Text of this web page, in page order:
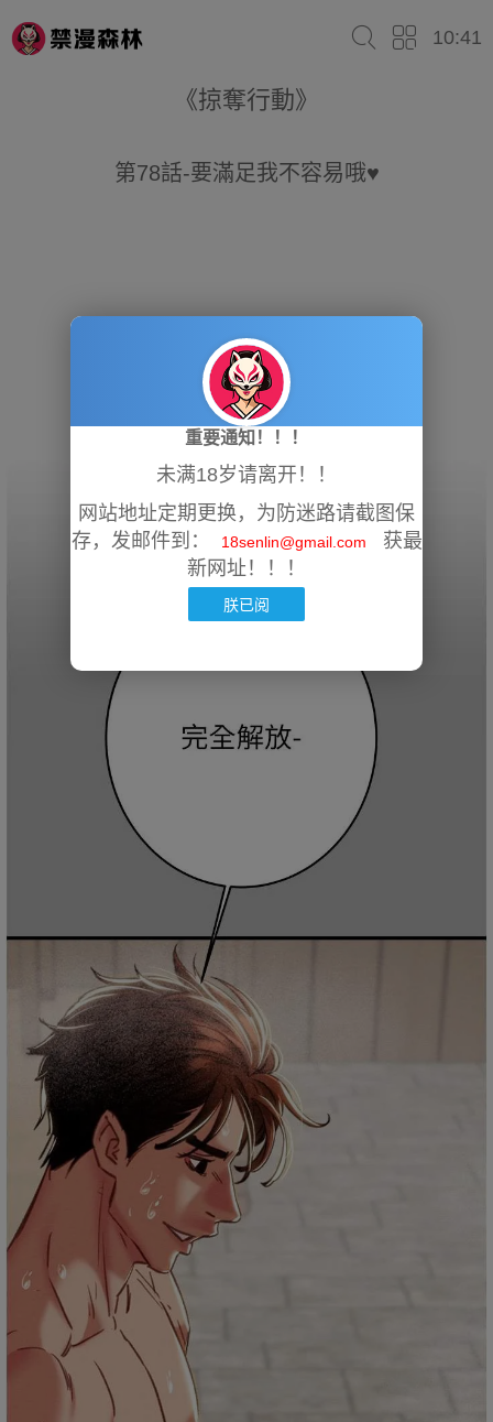
10:41
《掠奪行動》
第78話-要滿足我不容易哦♥
重要通知！！！
未满18岁请离开！！
网站地址定期更换，为防迷路请截图保
存，发邮件到：
18senlin@gmail.com
获最
新网址！！！
朕已阅